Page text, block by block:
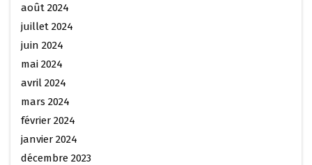
août 2024
juillet 2024
juin 2024
mai 2024
avril 2024
mars 2024
février 2024
janvier 2024
décembre 2023